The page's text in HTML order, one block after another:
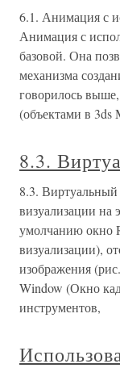
6.1. Анимация с
Анимация с
базовой. Она
механизма
говорилось
(объектами в 3ds
8.3.
8.3. Виртуальный
визуализации на
умолчанию окно
визуализации),
изображения
Window (Окно
инструментов,